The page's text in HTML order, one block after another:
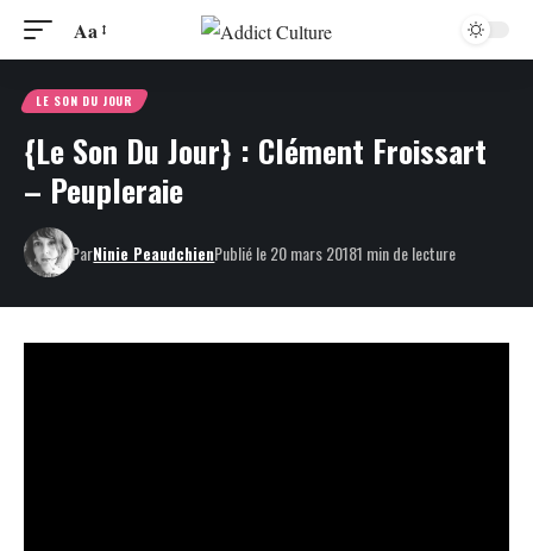
Aa
LE SON DU JOUR
{Le Son Du Jour} : Clément Froissart
– Peupleraie
ParNinie PeaudchienPublié le 20 mars 20181 min de lecture